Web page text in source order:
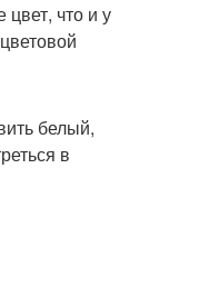
что и у
белый,
в